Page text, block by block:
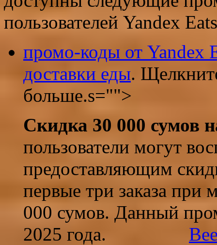
пользователей Yandex
промо-коды от Yandex
доставки еды.
больше.s="">
Скидка 30 000 сумов
пользователи могут
предоставляющим
первые три заказа
000 сумов. Данный
2025 года.